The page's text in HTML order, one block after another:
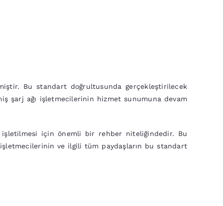
Bu standart doğrultusunda gerçekleştirilecek
şarj ağı işletmecilerinin hizmet sunumuna devam
işletilmesi için önemli bir rehber niteliğindedir. Bu
ve ilgili tüm paydaşların bu standart